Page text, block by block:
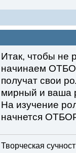
Итак, чтобы не
начинаем
получат свои
мирный и ваша
На изучение
начнется
Творческая